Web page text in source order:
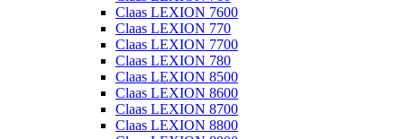
Claas LEXION 7600
Claas LEXION 770
Claas LEXION 7700
Claas LEXION 780
Claas LEXION 8500
Claas LEXION 8600
Claas LEXION 8700
Claas LEXION 8800